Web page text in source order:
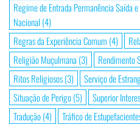
Regime de Entrada Permanência Saída
Nacional (4)
Regras da Experiência Comum (4)
Religião Muçulmana (3) Rendimento
Ritos Religiosos(3) Serviço de
Situação de Perigo(5) Superior
Tradução(4) Tráfico de